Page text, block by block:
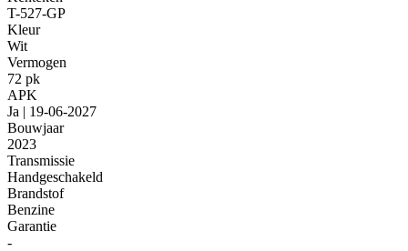
T-527-GP
Kleur
Wit
Vermogen
72 pk
APK
Ja | 19-06-2027
Bouwjaar
2023
Transmissie
Handgeschakeld
Brandstof
Benzine
Garantie
-